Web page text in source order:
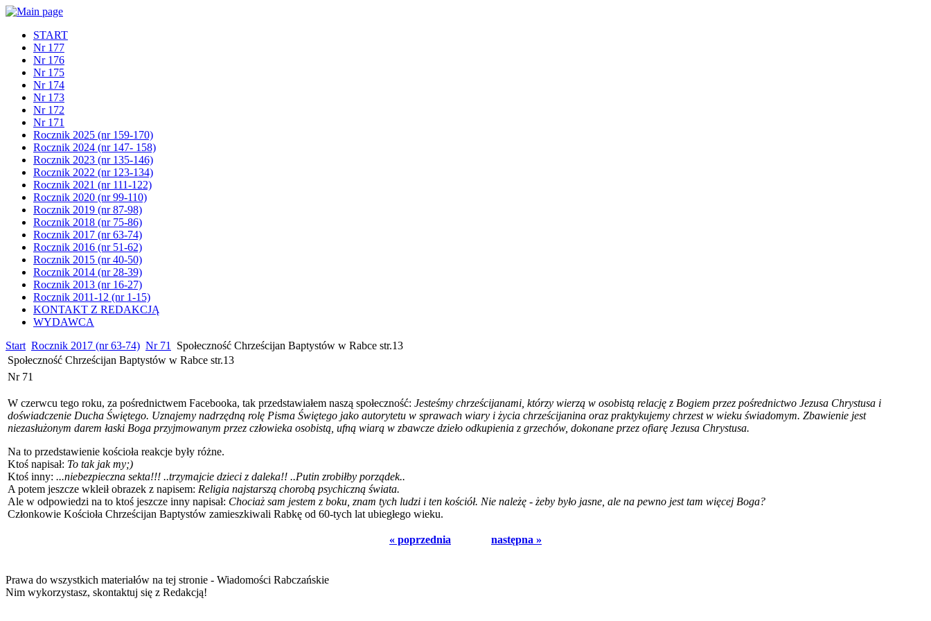
START
Nr 177
Nr 176
Nr 175
Nr 174
Nr 173
Nr 172
Nr 171
Rocznik 2025 (nr 159-170)
Rocznik 2024 (nr 147- 158)
Rocznik 2023 (nr 135-146)
Rocznik 2022 (nr 123-134)
Rocznik 2021 (nr 111-122)
Rocznik 2020 (nr 99-110)
Rocznik 2019 (nr 87-98)
Rocznik 2018 (nr 75-86)
Rocznik 2017 (nr 63-74)
Rocznik 2016 (nr 51-62)
Rocznik 2015 (nr 40-50)
Rocznik 2014 (nr 28-39)
Rocznik 2013 (nr 16-27)
Rocznik 2011-12 (nr 1-15)
KONTAKT Z REDAKCJĄ
WYDAWCA
Start Rocznik 2017 (nr 63-74) Nr 71
Społeczność Chrześcijan Baptystów w Rabce str.13
Społeczność Chrześcijan Baptystów w Rabce str.13
Nr 71
W czerwcu tego roku, za pośrednictwem Facebooka, tak przedstawiałem naszą społeczność: Jesteśmy chrześcijanami, którzy wierzą w osobistą relację z Bogiem przez pośrednictwo Jezusa Chrystusa i
doświadczenie Ducha Świętego. Uznajemy nadrzędną rolę Pisma Świętego jako autorytetu w sprawach wiary i życia chrześcijanina oraz praktykujemy chrzest w wieku świadomym. Zbawienie jest
niezasłużonym darem łaski Boga przyjmowanym przez człowieka osobistą, ufną wiarą w zbawcze dzieło odkupienia z grzechów, dokonane przez ofiarę Jezusa Chrystusa.
Na to przedstawienie kościoła reakcje były różne.
Ktoś napisał: To tak jak my;)
Ktoś inny: ...niebezpieczna sekta!!! ..trzymajcie dzieci z daleka!! ..Putin zrobiłby porządek..
A potem jeszcze wkleił obrazek z napisem: Religia najstarszą chorobą psychiczną świata.
Ale w odpowiedzi na to ktoś jeszcze inny napisał: Chociaż sam jestem z boku, znam tych ludzi i ten kościół. Nie należę - żeby było jasne, ale na pewno jest tam więcej Boga?
Członkowie Kościoła Chrześcijan Baptystów zamieszkiwali Rabkę od 60-tych lat ubiegłego wieku.
« poprzednia następna »
Prawa do wszystkich materiałów na tej stronie - Wiadomości Rabczańskie
Nim wykorzystasz, skontaktuj się z Redakcją!